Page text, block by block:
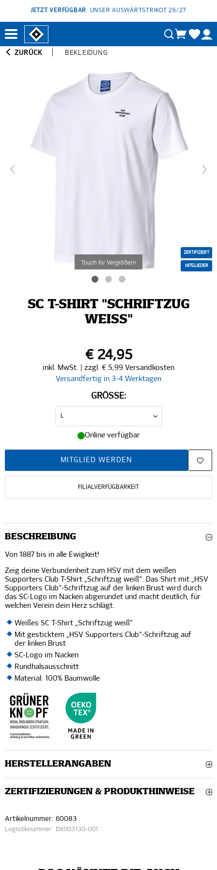
JETZT VERFÜGBAR: UNSER AUSWÄRTSTRIKOT 26/27
ZURÜCK BEKLEIDUNG
Touch für Vergrößern
ZERTIFIZIERT
MITGLIEDER
SC T-SHIRT "SCHRIFTZUG
WEISS"
€ 24,95
inkl. MwSt. | zzgl. € 5,99 Versandkosten
Versandfertig in 3-4 Werktagen
GRÖSSE:
Online verfügbar
MITGLIED WERDEN
FILIALVERFÜGBARKEIT
BESCHREIBUNG
Von 1887 bis in alle Ewigkeit!
Zeig deine Verbundenheit zum HSV mit dem weißen
Supporters Club T-Shirt „Schriftzug weiß“. Das Shirt mit „HSV
Supporters Club“-Schriftzug auf der linken Brust wird durch
das SC-Logo im Nacken abgerundet und macht deutlich, für
welchen Verein dein Herz schlägt.
Weißes SC T-Shirt „Schriftzug weiß“
Mit gesticktem „HSV Supporters Club“-Schriftzug auf
der linken Brust
SC-Logo im Nacken
Rundhalsausschnitt
Material: 100% Baumwolle
HERSTELLERANGABEN
ZERTIFIZIERUNGEN & PRODUKTHINWEISE
Artikelnummer: 60083
Logistiknummer: DX003130-001